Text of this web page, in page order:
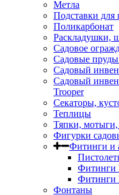
Метла
Подставки для
Поликарбонат
Раскладушки,
Садовое
Садовые
Садовый
Садовый
Trooper
Секаторы,
Теплицы
Тяпки, мотыги,
Фигурки
Фитинги и
Фитинги
Фитинги
Фонтаны